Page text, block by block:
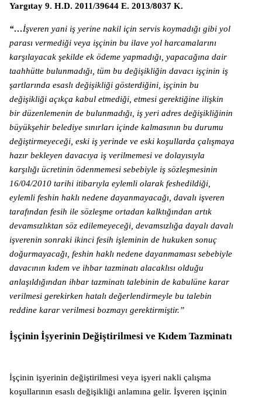
Yargıtay 9. H.D. 2011/39644 E. 2013/8037 K.
“…İşveren yani iş yerine nakil için servis koymadığı gibi yol
parası vermediği veya işçinin bu ilave yol harcamalarını
karşılayacak şekilde ek ödeme yapmadığı, yapacağına dair
taahhütte bulunmadığı, tüm bu değişikliğin davacı işçinin iş
şartlarında esaslı değişikliği gösterdiğini, işçinin bu
değişikliği açıkça kabul etmediği, etmesi gerektiğine ilişkin
bir düzenlemenin de bulunmadığı, iş yeri adres değişikliğinin
büyükşehir belediye sınırları içinde kalmasının bu durumu
değiştirmeyeceği, eski iş yerinde ve eski koşullarda çalışmaya
hazır bekleyen davacıya iş verilmemesi ve dolayısıyla
karşılığı ücretinin ödenmemesi sebebiyle iş sözleşmesinin
16/04/2010 tarihi itibarıyla eylemli olarak feshedildiği,
eylemli feshin haklı nedene dayanmayacağı, davalı işveren
tarafından fesih ile sözleşme ortadan kalktığından artık
devamsızlıktan söz edilemeyeceği, devamsızlığa dayalı davalı
işverenin sonraki ikinci fesih işleminin de hukuken sonuç
doğurmayacağı, feshin haklı nedene dayanmaması sebebiyle
davacının kıdem ve ihbar tazminatı alacaklısı olduğu
anlaşıldığından ihbar tazminatı talebinin de kabulüne karar
verilmesi gerekirken hatalı değerlendirmeyle bu talebin
reddine karar verilmesi bozmayı gerektirmiştir.”
İşçinin İşyerinin Değiştirilmesi ve Kıdem Tazminatı
İşçinin işyerinin değiştirilmesi veya işyeri nakli çalışma
koşullarının esaslı değişikliği anlamına gelir. İşveren işçinin